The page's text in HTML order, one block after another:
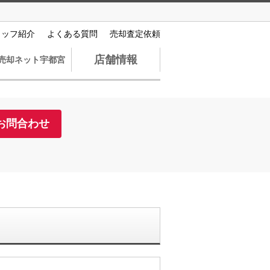
ッフ紹介 よくある質問 売却査定依頼
却ネット宇都宮 店舗情報
問合わせ